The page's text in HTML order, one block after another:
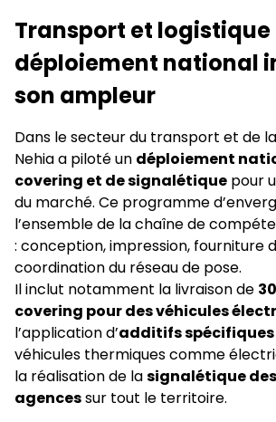
Transport et logistique
déploiement national
son ampleur
Dans le secteur du transport et de
Nehia a piloté un déploiement
covering et de signalétique pour
du marché. Ce programme
l’ensemble de la chaîne de
: conception, impression, fourniture
coordination du réseau de pose.
Il inclut notamment la livraison de
covering pour des véhicules
l’application d’additifs spécifiques
véhicules thermiques comme
la réalisation de lasignalétique
agencessur tout le territoire.